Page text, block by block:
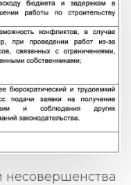
несовершенства